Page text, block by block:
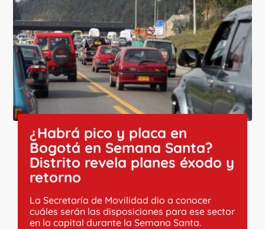
¿Habrá pico y placa en
Bogotá en Semana Santa?
Distrito revela planes éxodo y
retorno
La Secretaría de Movilidad dio a conocer
cuáles serán las disposiciones para ese sector
en la capital durante la Semana Santa.